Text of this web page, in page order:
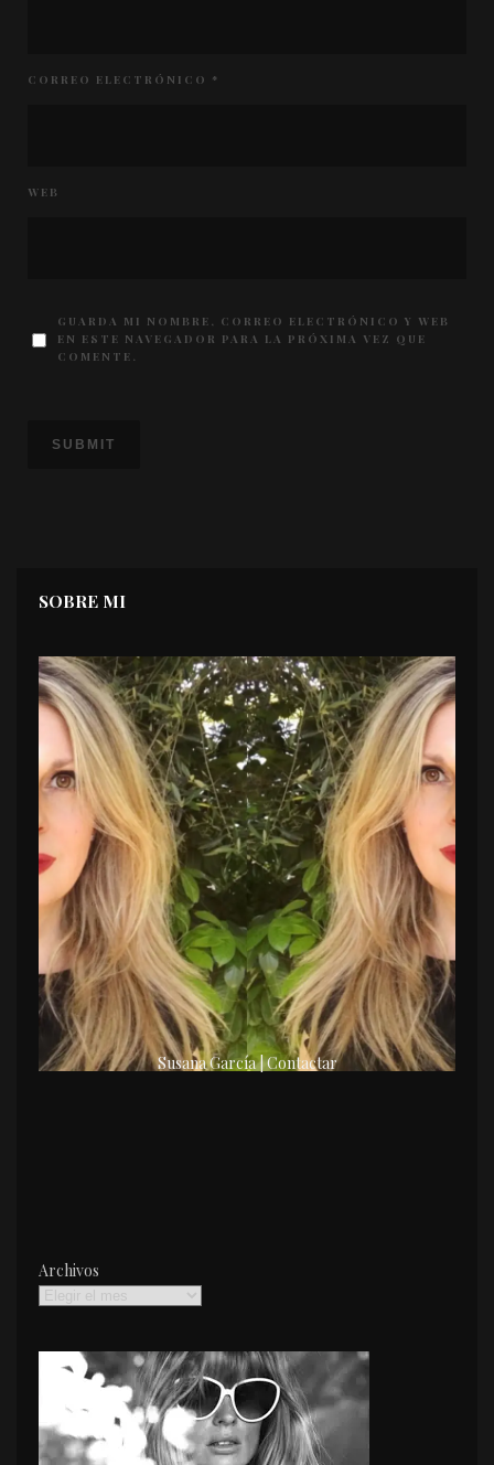
CORREO ELECTRÓNICO *
WEB
GUARDA MI NOMBRE, CORREO ELECTRÓNICO Y WEB
EN ESTE NAVEGADOR PARA LA PRÓXIMA VEZ QUE
COMENTE.
SOBRE MI
Susana García | Contactar
Archivos